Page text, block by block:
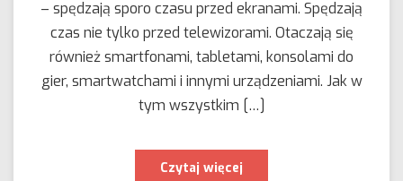
– spędzają sporo czasu przed ekranami. Spędzają
czas nie tylko przed telewizorami. Otaczają się
również smartfonami, tabletami, konsolami do
gier, smartwatchami i innymi urządzeniami. Jak w
tym wszystkim […]
Czytaj więcej